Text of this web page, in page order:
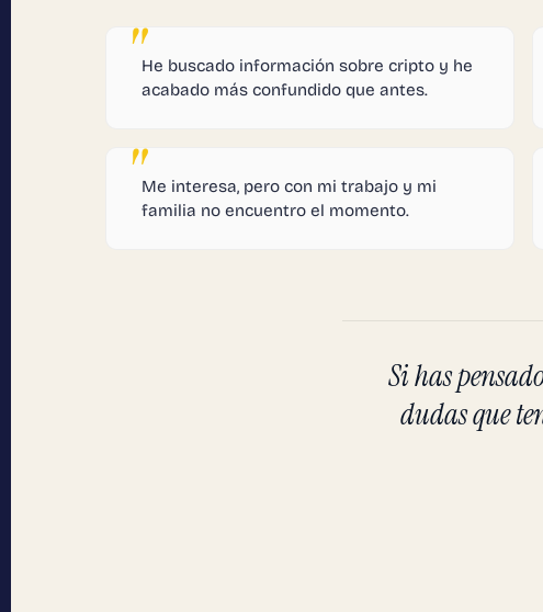
He buscado información sobre cripto y he
acabado más confundido que antes.
Me interesa, pero con mi trabajo y mi
familia no encuentro el momento.
Si has
dudas que